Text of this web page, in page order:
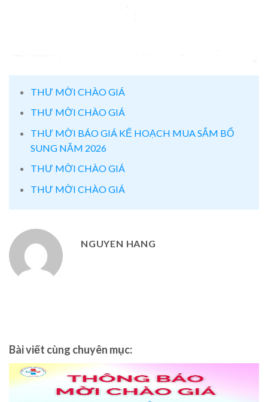
THƯ MỜI CHÀO GIÁ
THƯ MỜI CHÀO GIÁ
THƯ MỜI BÁO GIÁ KẾ HOẠCH MUA SẮM BỔ
SUNG NĂM 2026
THƯ MỜI CHÀO GIÁ
THƯ MỜI CHÀO GIÁ
NGUYEN HANG
Bài viết cùng chuyên mục: